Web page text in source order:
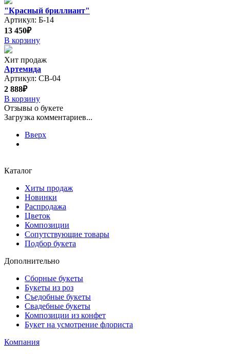
"Красный бриллиант"
Артикул: Б-14
13 450₽
В корзину
Хит продаж
Артемида
Артикул: СВ-04
2 888₽
В корзину
Отзывы о букете
Загрузка комментариев...
Вверх
Каталог
Хиты продаж
Новинки
Распродажа
Цветок
Композиции
Сопутствующие товары
Подбор букета
Дополнительно
Сборные букеты
Букеты из роз
Съедобные букеты
Свадебные букеты
Композиции из конфет
Букет на усмотрение флориста
Компания